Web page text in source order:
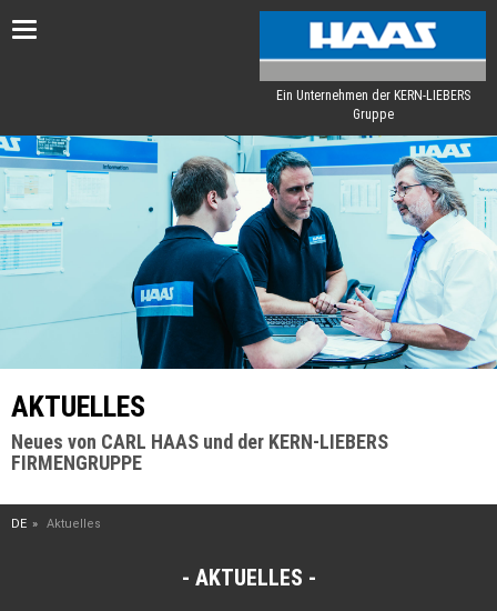
Toggle
Ein Unternehmen der KERN-LIEBERS
Gruppe
AKTUELLES
Neues von CARL HAAS und der KERN-LIEBERS
FIRMENGRUPPE
DE Aktuelles
AKTUELLES